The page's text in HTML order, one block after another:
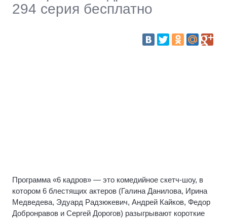
294 серия бесплатно
Программа «6 кадров» — это комедийное скетч-шоу, в
котором 6 блестящих актеров (Галина Данилова, Ирина
Медведева, Эдуард Радзюкевич, Андрей Кайков, Федор
Добронравов и Сергей Дорогов) разыгрывают короткие